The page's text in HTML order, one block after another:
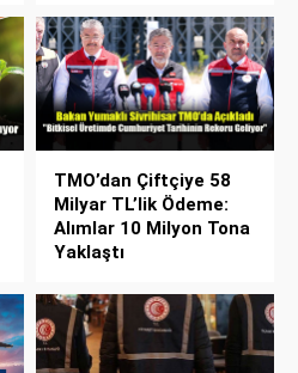
TMO’dan Çiftçiye 58
Milyar TL’lik Ödeme:
Alımlar 10 Milyon Tona
Yaklaştı